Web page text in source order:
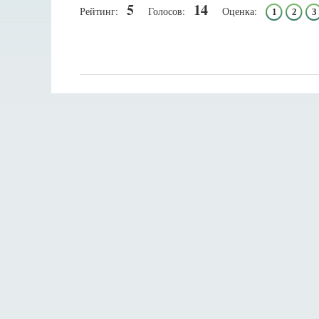
Рейтинг: 5 Голосов: 14 Оценка: 1 2 3